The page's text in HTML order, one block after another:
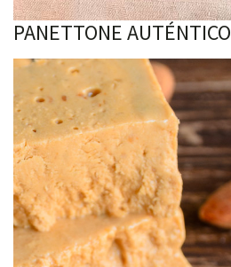
PANETTONE AUTÉNTICO